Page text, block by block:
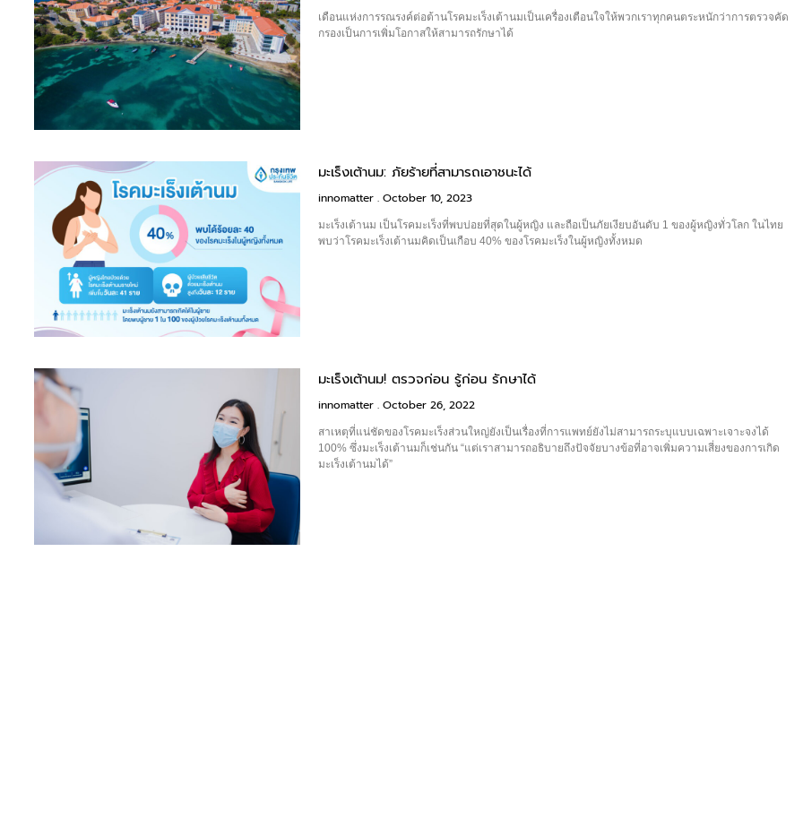
เดือนแห่งการรณรงค์ต่อต้านโรคมะเร็งเต้านมเป็นเครื่องเตือนใจให้พวกเราทุกคนตระหนักว่าการตรวจคัด
กรองเป็นการเพิ่มโอกาสให้สามารถรักษาได้
มะเร็งเต้านม: ภัยร้ายที่สามารถเอาชนะได้
innomatter October 10, 2023
มะเร็งเต้านม เป็นโรคมะเร็งที่พบบ่อยที่สุดในผู้หญิง และถือเป็นภัยเงียบอันดับ 1 ของผู้หญิงทั่วโลก ในไทย
พบว่าโรคมะเร็งเต้านมคิดเป็นเกือบ 40% ของโรคมะเร็งในผู้หญิงทั้งหมด
มะเร็งเต้านม! ตรวจก่อน รู้ก่อน รักษาได้
innomatter October 26, 2022
สาเหตุที่แน่ชัดของโรคมะเร็งส่วนใหญ่ยังเป็นเรื่องที่การแพทย์ยังไม่สามารถระบุแบบเฉพาะเจาะจงได้
100% ซึ่งมะเร็งเต้านมก็เช่นกัน “แต่เราสามารถอธิบายถึงปัจจัยบางข้อที่อาจเพิ่มความเสี่ยงของการเกิด
มะเร็งเต้านมได้”